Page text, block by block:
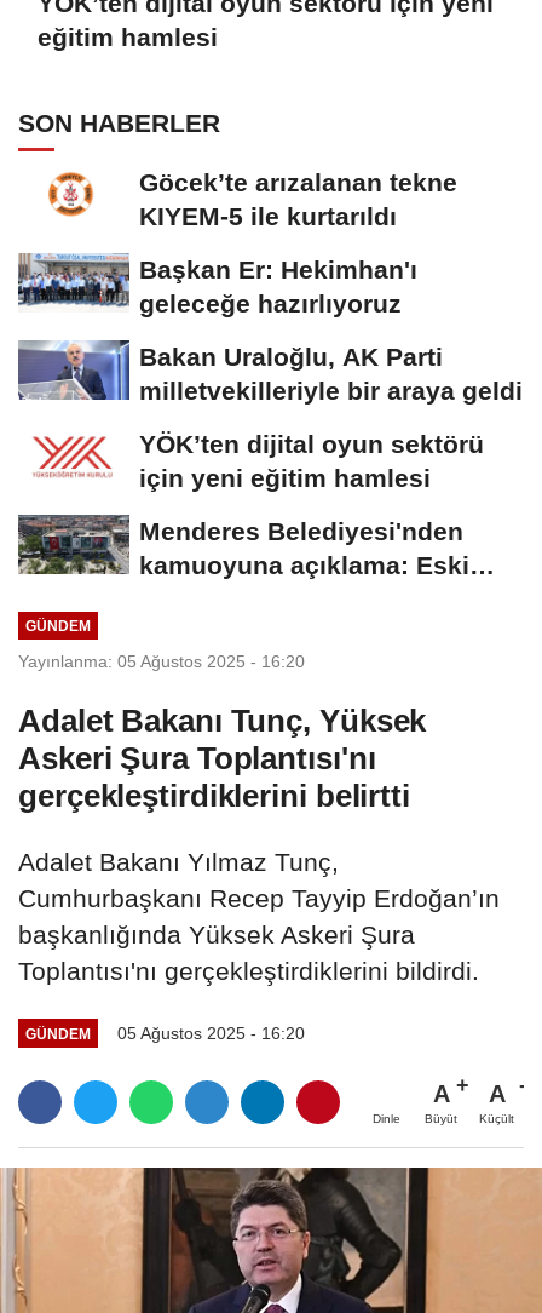
eğitim hamlesi
SON HABERLER
Göcek’te arızalanan tekne
KIYEM-5 ile kurtarıldı
Başkan Er: Hekimhan'ı
geleceğe hazırlıyoruz
Bakan Uraloğlu, AK Parti
milletvekilleriyle bir araya geldi
YÖK’ten dijital oyun sektörü
için yeni eğitim hamlesi
Menderes Belediyesi'nden
kamuoyuna açıklama: Eski
GÜNDEM
Yayınlanma: 05 Ağustos 2025 - 16:20
Adalet Bakanı Tunç, Yüksek
Askeri Şura Toplantısı'nı
gerçekleştirdiklerini belirtti
Adalet Bakanı Yılmaz Tunç,
Cumhurbaşkanı Recep Tayyip Erdoğan’ın
başkanlığında Yüksek Askeri Şura
Toplantısı'nı gerçekleştirdiklerini bildirdi.
GÜNDEM 05 Ağustos 2025 - 16:20
Dinle
A
Büyüt
A
Küçült